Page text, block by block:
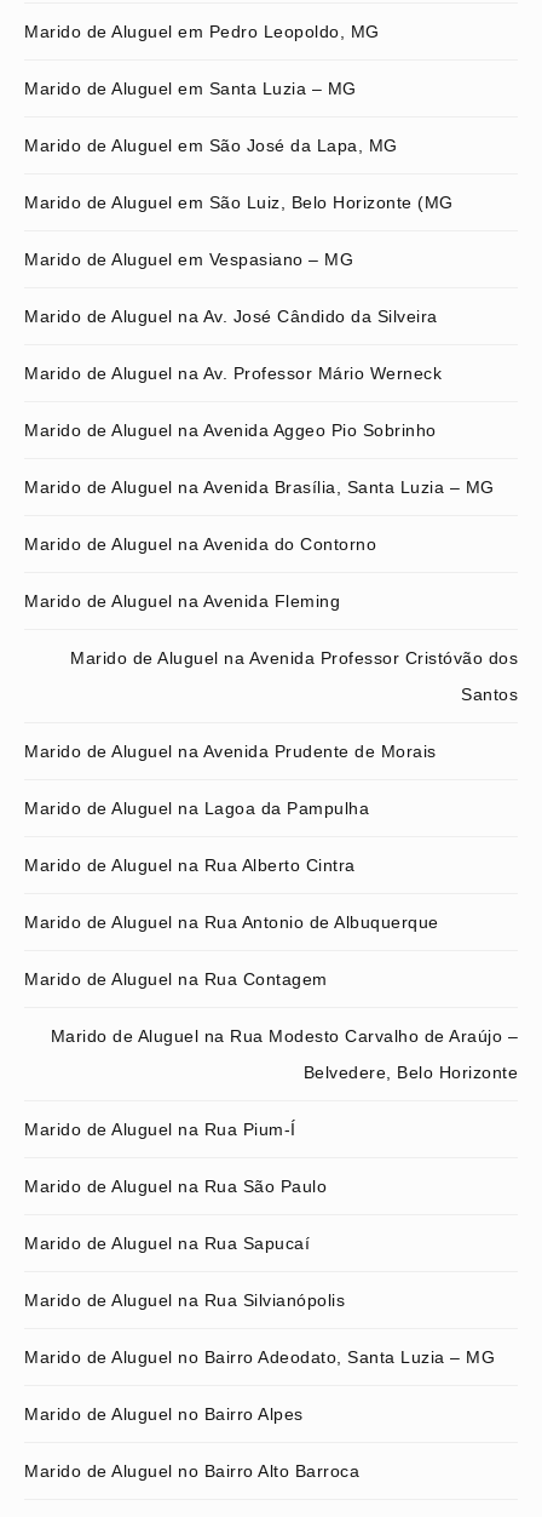
Marido de Aluguel em Pedro Leopoldo, MG
Marido de Aluguel em Santa Luzia – MG
Marido de Aluguel em São José da Lapa, MG
Marido de Aluguel em São Luiz, Belo Horizonte (MG
Marido de Aluguel em Vespasiano – MG
Marido de Aluguel na Av. José Cândido da Silveira
Marido de Aluguel na Av. Professor Mário Werneck
Marido de Aluguel na Avenida Aggeo Pio Sobrinho
Marido de Aluguel na Avenida Brasília, Santa Luzia – MG
Marido de Aluguel na Avenida do Contorno
Marido de Aluguel na Avenida Fleming
Marido de Aluguel na Avenida Professor Cristóvão dos
Santos
Marido de Aluguel na Avenida Prudente de Morais
Marido de Aluguel na Lagoa da Pampulha
Marido de Aluguel na Rua Alberto Cintra
Marido de Aluguel na Rua Antonio de Albuquerque
Marido de Aluguel na Rua Contagem
Marido de Aluguel na Rua Modesto Carvalho de Araújo –
Belvedere, Belo Horizonte
Marido de Aluguel na Rua Pium-Í
Marido de Aluguel na Rua São Paulo
Marido de Aluguel na Rua Sapucaí
Marido de Aluguel na Rua Silvianópolis
Marido de Aluguel no Bairro Adeodato, Santa Luzia – MG
Marido de Aluguel no Bairro Alpes
Marido de Aluguel no Bairro Alto Barroca